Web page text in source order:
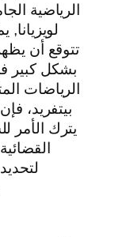
الرياضية
تتوقع أن
بشكل كبير
الرياضات
بيتفريد،
يترك الأمر